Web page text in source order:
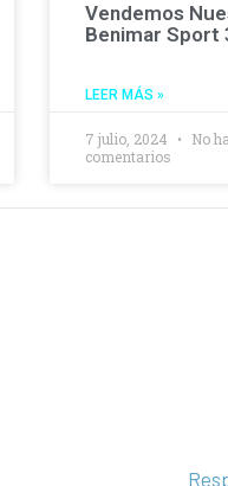
Vendemos
Benimar Sport
LEER MÁS »
7 julio, 2024
No
comentarios